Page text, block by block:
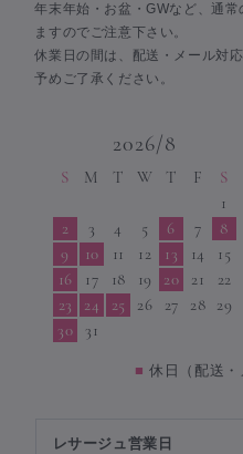
年末年始・お盆・GWなど、通
ますのでご注意下さい。
休業日の間は、配送・メール対応
予めご了承ください。
2026/8
S M T W T F
S
1
2
3 4 5 6 7
8
9
10 11 12 13 14
15
16
17 18 19 20 21
22
23
24 25 26 27 28
29
30
31
■ 休日（配送・
レサージュ営業日